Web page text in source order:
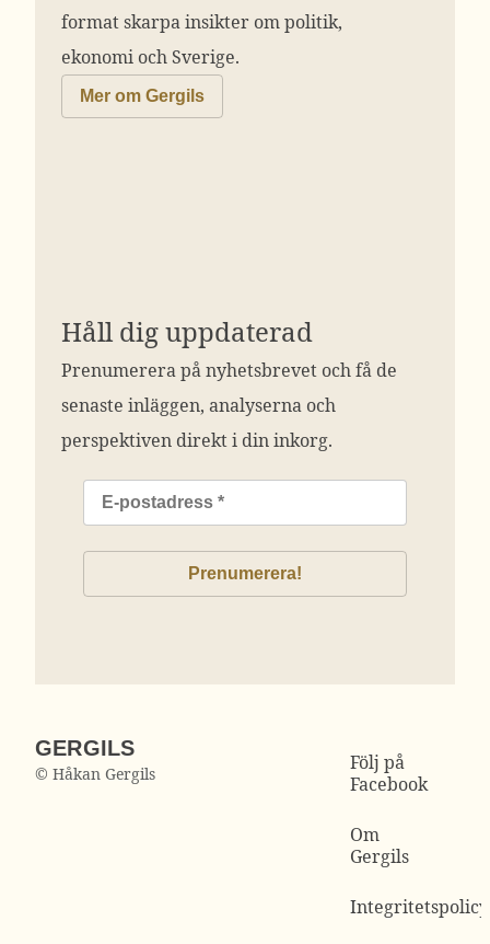
format skarpa insikter om politik,
ekonomi och Sverige.
Mer om Gergils
Håll dig uppdaterad
Prenumerera på nyhetsbrevet och få de
senaste inläggen, analyserna och
perspektiven direkt i din inkorg.
GERGILS
© Håkan Gergils
Följ på
Facebook
Om
Gergils
Integritetspolicy